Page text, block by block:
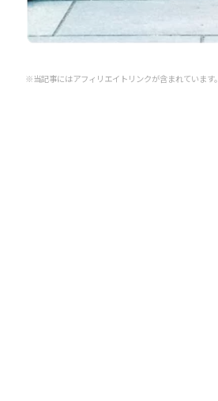
※当記事にはアフィリエイトリンクが含まれています。